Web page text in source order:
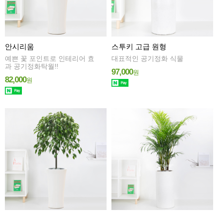
안시리움
예쁜 꽃 포인트로 인테리어 효
과 공기정화탁월!!
82,000원
스투키 고급 원형
대표적인 공기정화 식물
97,000원